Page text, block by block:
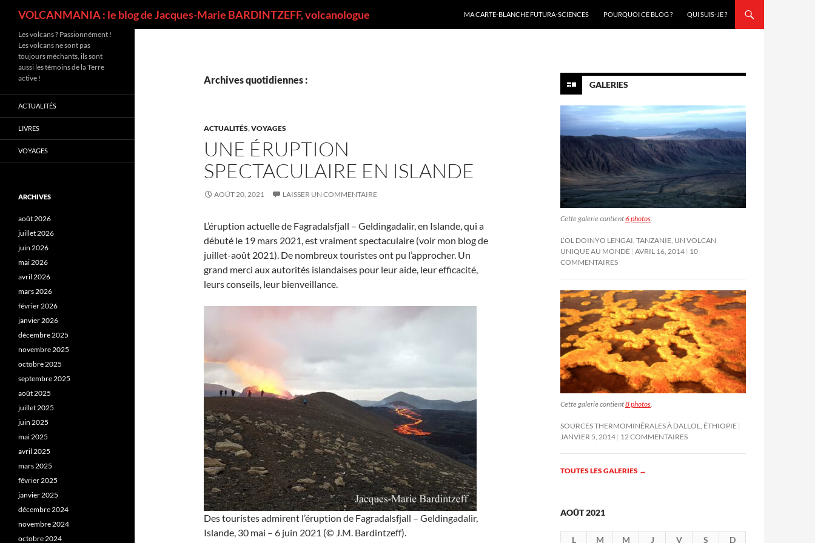
VOLCANMANIA : le blog de Jacques-Marie BARDINTZEFF, volcanologue
MA CARTE-BLANCHE FUTURA-SCIENCES
POURQUOI CE BLOG ? QUI SUIS-JE ?
Archives quotidiennes :
ACTUALITÉS,VOYAGES
UNE ÉRUPTION
SPECTACULAIRE EN ISLANDE
AOÛT 20, 2021 LAISSER UN COMMENTAIRE
L’éruption actuelle de Fagradalsfjall – Geldingadalir, en Islande, qui a
débuté le 19 mars 2021, est vraiment spectaculaire (voir mon blog de
juillet-août 2021). De nombreux touristes ont pu l’approcher. Un
grand merci aux autorités islandaises pour leur aide, leur efficacité,
leurs conseils, leur bienveillance.
Des touristes admirent l’éruption de Fagradalsfjall – Geldingadalir,
Islande, 30 mai – 6 juin 2021 (© J.M. Bardintzeff).
GALERIES
Cette galerie contient6 photos.
L’OL DOINYO LENGAI, TANZANIE, UN VOLCAN
UNIQUE AU MONDE AVRIL 16, 2014 10
COMMENTAIRES
Cette galerie contient8 photos
SOURCES THERMOMINÉRALES À DALLOL, ÉTHIOPIE
JANVIER 5, 2014 12 COMMENTAIRES
TOUTES LES GALERIES →
AOÛT 2021
L M M J V S
D
Les volcans ? Passionnément !
Les volcans ne sont pas
toujours méchants, ils sont
aussi les témoins de la Terre
active !
ACTUALITÉS
LIVRES
VOYAGES
ARCHIVES
août 2026
juillet 2026
juin 2026
mai 2026
avril 2026
mars 2026
février 2026
janvier 2026
décembre 2025
novembre 2025
octobre 2025
septembre 2025
août 2025
juillet 2025
juin 2025
mai 2025
avril 2025
mars 2025
février 2025
janvier 2025
décembre 2024
novembre 2024
octobre 2024